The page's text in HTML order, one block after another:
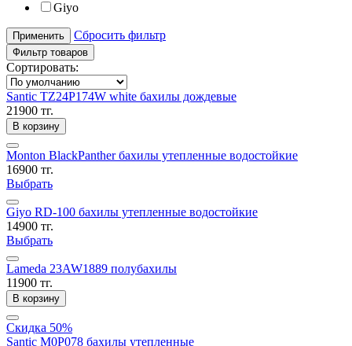
Giyo
Применить Сбросить фильтр
Фильтр товаров
Сортировать:
Santic TZ24P174W white бахилы дождевые
21900 тг.
В корзину
Monton BlackPanther бахилы утепленные водостойкие
16900 тг.
Выбрать
Giyo RD-100 бахилы утепленные водостойкие
14900 тг.
Выбрать
Lameda 23AW1889 полубахилы
11900 тг.
В корзину
Скидка 50%
Santic M0P078 бахилы утепленные